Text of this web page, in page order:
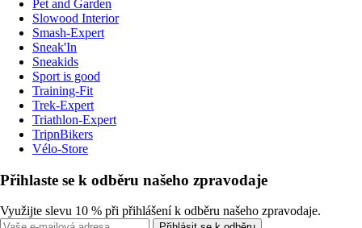
Pet and Garden
Slowood Interior
Smash-Expert
Sneak'In
Sneakids
Sport is good
Training-Fit
Trek-Expert
Triathlon-Expert
TripnBikers
Vélo-Store
Přihlaste se k odběru našeho zpravodaje
Využijte slevu 10 % při přihlášení k odběru našeho zpravodaje.